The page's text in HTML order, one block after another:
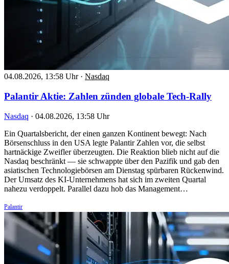
04.08.2026, 13:58 Uhr · Nasdaq
Palantir Aktie: Zahlen zünden globale Tech-Rally
Nasdaq · 04.08.2026, 13:58 Uhr
Ein Quartalsbericht, der einen ganzen Kontinent bewegt: Nach
Börsenschluss in den USA legte Palantir Zahlen vor, die selbst
hartnäckige Zweifler überzeugten. Die Reaktion blieb nicht auf die
Nasdaq beschränkt — sie schwappte über den Pazifik und gab den
asiatischen Technologiebörsen am Dienstag spürbaren Rückenwind.
Der Umsatz des KI-Unternehmens hat sich im zweiten Quartal
nahezu verdoppelt. Parallel dazu hob das Management…
Palantir